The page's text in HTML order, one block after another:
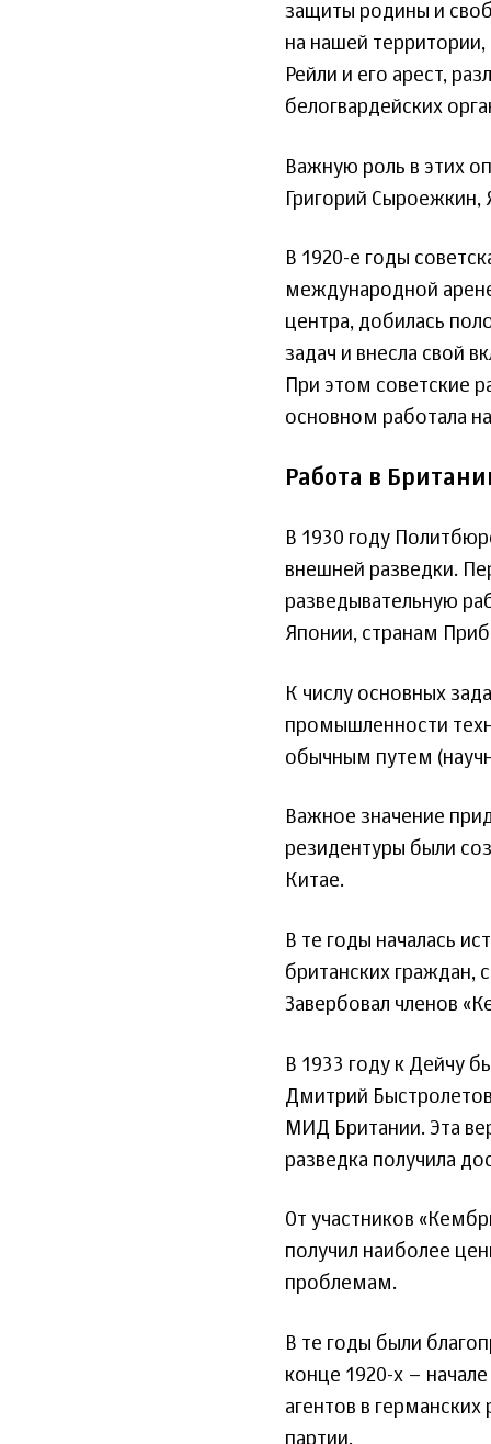
защиты родины и
на нашей территории,
Рейли и его арест,
белогвардейских
Важную роль в этих
Григорий Сыроежкин,
В 1920-е годы
международной
центра, добилась
задач и внесла свой
При этом советские
основном работала
Работа в
В 1930 году
внешней разведки.
разведывательную
Японии, странам
К числу основных
промышленности
обычным путем
Важное значение
резидентуры были
Китае.
В те годы началась
британских граждан,
Завербовал членов
В 1933 году к Дейчу
Дмитрий
МИД Британии. Эта
разведка получила
От участников
получил наиболее
проблемам.
В те годы были
конце 1920-х –
агентов в
партии.